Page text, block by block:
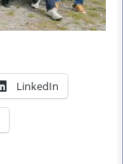
LinkedIn